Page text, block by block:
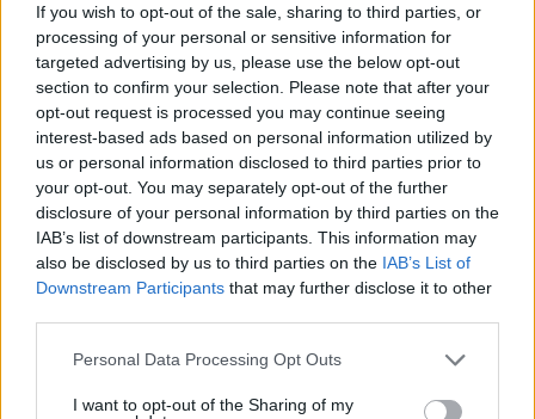
If you wish to opt-out of the sale, sharing to third parties, or
processing of your personal or sensitive information for
targeted advertising by us, please use the below opt-out
section to confirm your selection. Please note that after your
opt-out request is processed you may continue seeing
interest-based ads based on personal information utilized by
us or personal information disclosed to third parties prior to
your opt-out. You may separately opt-out of the further
disclosure of your personal information by third parties on the
IAB’s list of downstream participants. This information may
also be disclosed by us to third parties on the IAB’s List of
Downstream Participants that may further disclose it to other
Please note that this website/app uses one or more Google
not limited to your visit or usage behaviour. You may click to
Personal Data Processing Opt Outs
I want to opt-out of the Sharing of my
Behind the scenes: Πώς οι αποκαλύψεις των παπαράτσι
επηρεάζουν την εμπειρία της αναμονής για μια ταινία
Βίντεο: Στις Μαλδίβες η Ιωάννα Τούνη μετά το
νοσοκομείο, η υποδοχή με μουσική
πριν 18 λεπτά
Πολύ υψηλός κίνδυνος πυρκαγιάς, για αύριο Δευτέρα,
σε όλη την Κρήτη - Απαγόρευση κυκλοφορίας σε δάση
και φαράγγια
πριν 25 λεπτά
Αυτό που όλοι ζητούσαν επιστρέφει στα αυτοκίνητα
Κορακάκη δέκα χρόνια μετά το χρυσό Ολυμπιακό
εμένα όχι ως αθλήτρια, αλλά ως άνθρωπο